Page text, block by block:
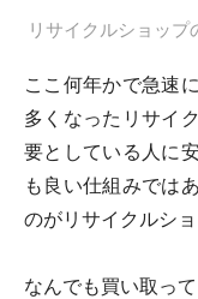
リサイクルショップ
ここ何年かで急速
多くなったリサイ
要としている人に
も良い仕組みでは
のがリサイクルショ
なんでも買い取っ